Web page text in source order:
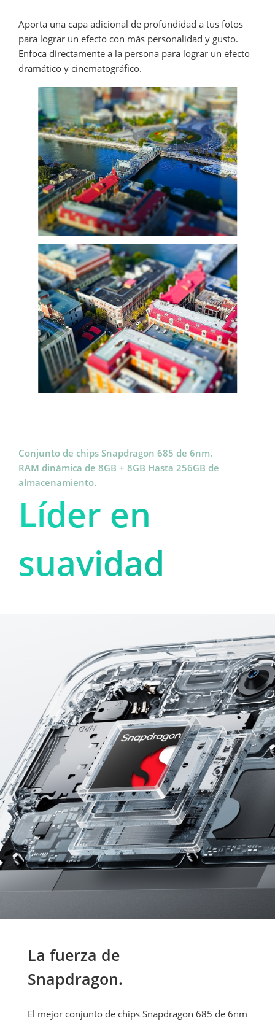
Aporta una capa adicional de profundidad a tus fotos
para lograr un efecto con más personalidad y gusto.
Enfoca directamente a la persona para lograr un efecto
dramático y cinematográfico.
Conjunto de chips Snapdragon 685 de 6nm.
RAM dinámica de 8GB + 8GB Hasta 256GB de
almacenamiento.
Líder en
suavidad
La fuerza de
Snapdragon.
El mejor conjunto de chips Snapdragon 685 de 6nm